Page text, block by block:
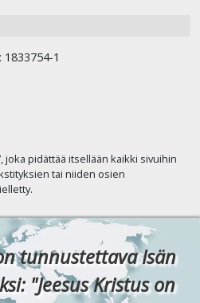
1
joka pidättää itsellään kaikki sivuihin
tai niiden osien
tunnustettava Isän
"Jeesus Kristus on